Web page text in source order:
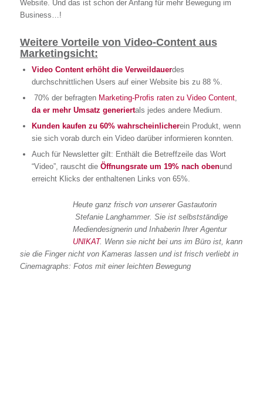
Website. Und das ist schon der Anfang für mehr Bewegung im
Business…!
Weitere Vorteile von Video-Content aus
Marketingsicht:
Video Content erhöht die Verweildauerdes
durchschnittlichen Users auf einer Website bis zu 88 %.
70% der befragten Marketing-Profis raten zu Video Content,
da er mehr Umsatz generiertals jedes andere Medium.
Kunden kaufen zu 60% wahrscheinlicherein Produkt, wenn
sie sich vorab durch ein Video darüber informieren konnten.
Auch für Newsletter gilt: Enthält die Betreffzeile das Wort
“Video”, rauscht die Öffnungsrate um 19% nach obenund
erreicht Klicks der enthaltenen Links von 65%.
Heute ganz frisch von unserer Gastautorin
Stefanie Langhammer. Sie ist selbstständige
Mediendesignerin und Inhaberin Ihrer Agentur
UNIKAT. Wenn sie nicht bei uns im Büro ist, kann
sie die Finger nicht von Kameras lassen und ist frisch verliebt in
Cinemagraphs: Fotos mit einer leichten Bewegung